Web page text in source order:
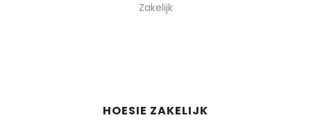
Zakelijk
HOESIE ZAKELIJK